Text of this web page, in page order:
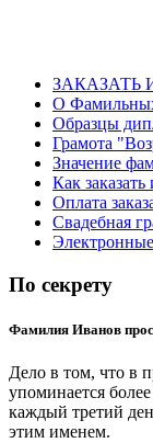
ЗАКАЗАТЬ
О
Образцы
Грамота
Значение
Как
Оплата
Свадебная
По секрету
Фамилия Иванов
Дело в том, что в
упоминается
каждый третий
этим именем.